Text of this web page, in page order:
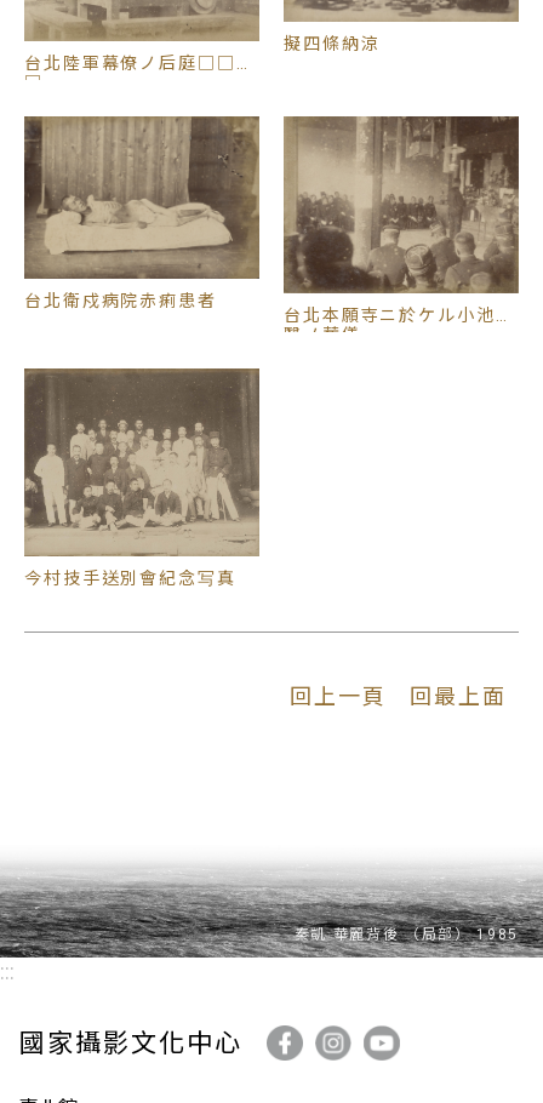
台北陸軍幕僚ノ后庭□□写
□
擬四條納涼
台北衛戍病院赤痢患者
台北本願寺ニ於ケル小池軍
醫ノ葬儀
今村技手送別會紀念写真
回上一頁 回最上面
:::
國家攝影文化中心